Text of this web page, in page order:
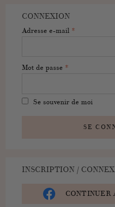
CONNEXION
Adresse e-mail *
Mot de passe *
Se souvenir de moi
SE
INSCRIPTION /
CONTINUER